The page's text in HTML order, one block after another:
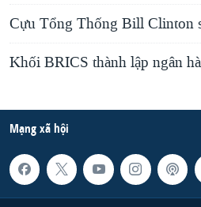
Cựu Tổng Thống Bill Clinton
Khối BRICS thành lập ngân
Mạng xã hội